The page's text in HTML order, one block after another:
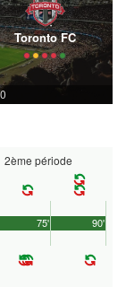
Toronto FC
2ème période
90'
75'